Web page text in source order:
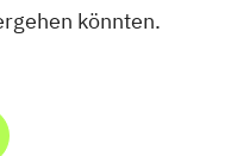
könnten.